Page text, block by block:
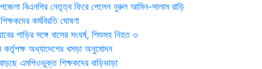
বিএনপির নেতৃত্ব ফিরে পেলেন নুরুল আমিন-সালাম রাড়ি
কর্মবিরতি ঘোষণা
গাড়ির সঙ্গে বাসের সংঘর্ষ, শিশুসহ নিহত ৩
কর্তৃপক্ষ অধ্যাদেশের খসড়া অনুমোদন
এমপিওভুক্ত শিক্ষকদের বাড়িভাড়া